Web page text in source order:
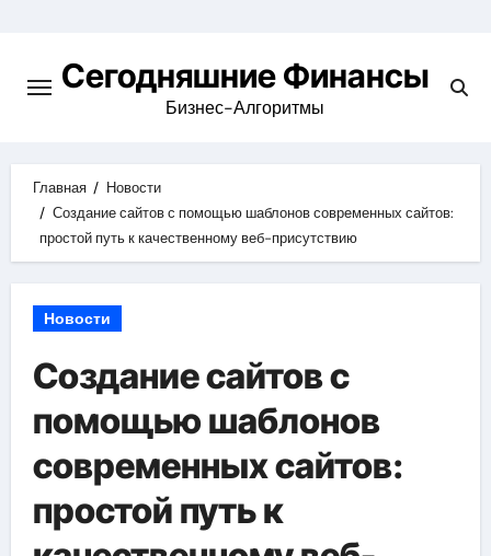
содержимомуСегодняшние Финансы
Бизнес-Алгоритмы
Главная
Новости
Создание сайтов с помощью шаблонов современных сайтов:
простой путь к качественному веб-присутствию
Новости
Создание сайтов с
помощью шаблонов
современных сайтов:
простой путь к